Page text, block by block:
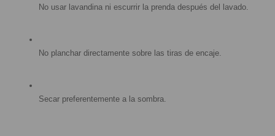
No usar lavandina ni escurrir la prenda después del lavado.
No planchar directamente sobre las tiras de encaje.
Secar preferentemente a la sombra.